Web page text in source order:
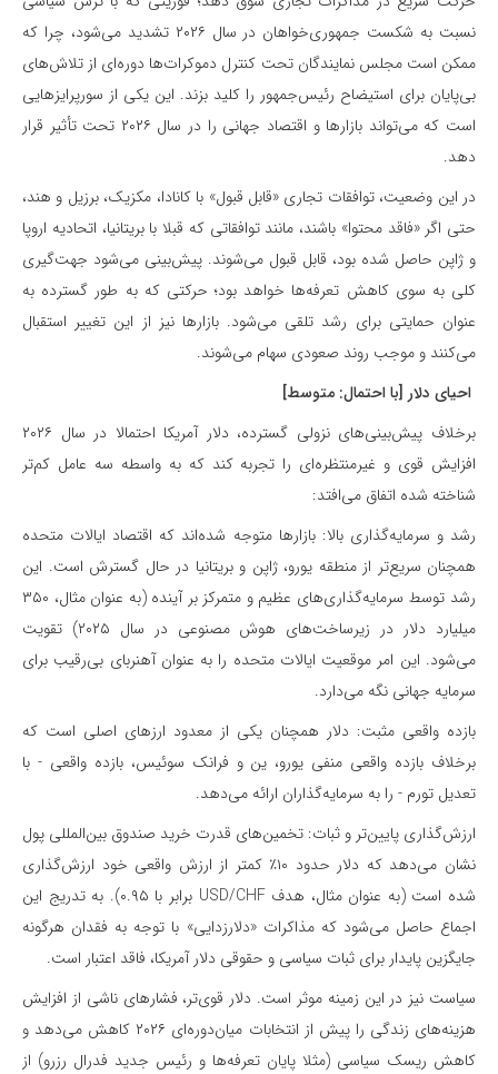
نسبت به شکست جمهوری‌خواهان در سال ۲۰۲۶ تشدید می‌شود، چرا که
ممکن است مجلس نمایندگان تحت کنترل دموکرات‌ها دوره‌ای از تلاش‌های
بی‌پایان برای استیضاح رئیس‌جمهور را کلید بزند. این یکی از سورپرایزهایی
است که می‌تواند بازارها و اقتصاد جهانی را در سال ۲۰۲۶ تحت تأثیر قرار
دهد.
در این وضعیت، توافقات تجاری «قابل قبول» با کانادا، مکزیک، برزیل و هند،
حتی اگر «فاقد محتوا» باشند، مانند توافقاتی که قبلا با بریتانیا، اتحادیه اروپا
و ژاپن حاصل شده بود، قابل قبول می‌شوند. پیش‌بینی می‌شود جهت‌گیری
کلی به سوی کاهش تعرفه‌ها خواهد بود؛ حرکتی که به طور گسترده به
عنوان حمایتی برای رشد تلقی می‌شود. بازارها نیز از این تغییر استقبال
می‌کنند و موجب روند صعودی سهام می‌شوند.
احیای دلار [با احتمال: متوسط]
برخلاف پیش‌بینی‌های نزولی گسترده، دلار آمریکا احتمالا در سال ۲۰۲۶
افزایش قوی و غیرمنتظره‌ای را تجربه کند که به واسطه سه عامل کم‌تر
شناخته شده اتفاق می‌افتد:
رشد و سرمایه‌گذاری بالا: بازارها متوجه شده‌اند که اقتصاد ایالات متحده
همچنان سریع‌تر از منطقه یورو، ژاپن و بریتانیا در حال گسترش است. این
رشد توسط سرمایه‌گذاری‌های عظیم و متمرکز بر آینده (به عنوان مثال، ۳۵۰
میلیارد دلار در زیرساخت‌های هوش مصنوعی در سال ۲۰۲۵) تقویت
می‌شود. این امر موقعیت ایالات متحده را به عنوان آهنربای بی‌‌رقیب برای
سرمایه جهانی نگه می‌دارد.
بازده واقعی مثبت: دلار همچنان یکی از معدود ارزهای اصلی است که
برخلاف بازده واقعی منفی یورو، ین و فرانک سوئیس، بازده واقعی - با
تعدیل تورم - را به سرمایه‌گذاران ارائه می‌دهد.
‌ارزش‌گذاری پایین‌تر و ثبات: تخمین‌های قدرت خرید صندوق بین‌المللی پول
نشان می‌دهد که دلار حدود ۱۰٪ کمتر از ارزش واقعی خود ارزش‌گذاری
شده است (به عنوان مثال، هدف USD/CHF برابر با ۰.۹۵). به تدریج این
اجماع حاصل می‌شود که مذاکرات «دلارزدایی» با توجه به فقدان هرگونه
جایگزین پایدار برای ثبات سیاسی و حقوقی دلار آمریکا، فاقد اعتبار است.
سیاست نیز در این زمینه موثر است. دلار قوی‌تر، فشارهای ناشی از افزایش
هزینه‌های زندگی را پیش از انتخابات میان‌دوره‌ای ۲۰۲۶ کاهش می‌دهد و
کاهش ریسک سیاسی (مثلا پایان تعرفه‌ها و رئیس جدید فدرال رزرو) از